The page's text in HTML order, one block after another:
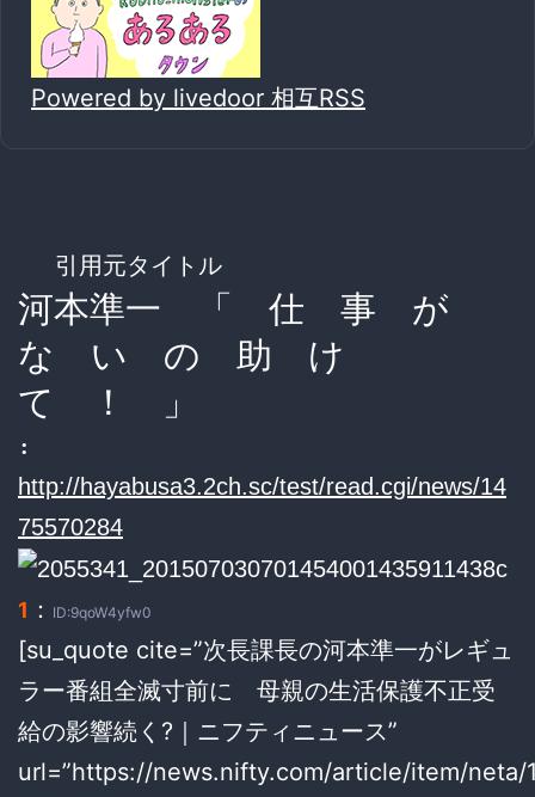
Powered by livedoor 相互RSS
引用元タイトル
河本準一 「 仕 事 が
な い の 助 け
て ！ 」
:
http://hayabusa3.2ch.sc/test/read.cgi/news/14
75570284
1 ： ID:9qoW4yfw0
[su_quote cite=”次長課長の河本準一がレギュ
ラー番組全滅寸前に 母親の生活保護不正受
給の影響続く?｜ニフティニュース”
url=”https://news.nifty.com/article/item/neta/